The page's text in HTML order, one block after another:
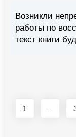
Возникли
работы по
текст книги
1 ...